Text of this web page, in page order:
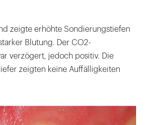
zeigte erhöhte Sondierungstiefen
Blutung. Der CO2-
verzögert, jedoch positiv. Die
zeigten keine Auffälligkeiten